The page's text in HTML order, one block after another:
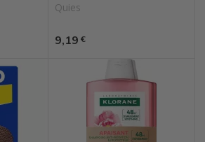
Quies
Prix
9,19 €